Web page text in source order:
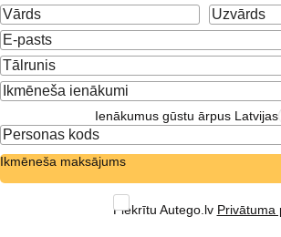
Ienākumus gūstu ārpus Latvijas
Ikmēneša maksājums
Piekrītu Autego.lv Privātuma